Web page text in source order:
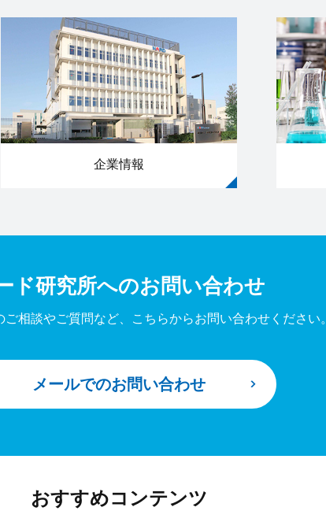
企業情報
ド研究所へのお問い合わせ
相談やご質問など、 こちらからお問い合わせください。
メールでのお問い合わせ
おすすめコンテンツ